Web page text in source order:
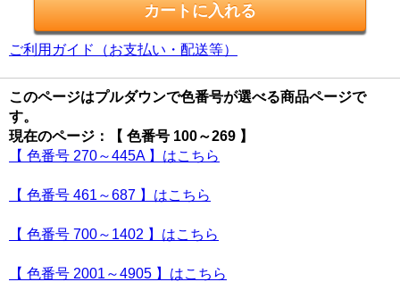
ご利用ガイド（お支払い・配送等）
このページはプルダウンで色番号が選べる商品ページで
す。
現在のページ：【 色番号 100～269 】
【 色番号 270～445A 】はこちら
【 色番号 461～687 】はこちら
【 色番号 700～1402 】はこちら
【 色番号 2001～4905 】はこちら